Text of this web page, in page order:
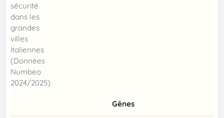
sécurité
dans les
grandes
villes
italiennes
(Données
Numbeo
2024/2025)
Gênes